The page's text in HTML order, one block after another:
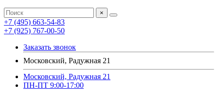
×
+7 (495) 663-54-83
+7 (925) 767-00-50
Заказать звонок
Московский, Радужная 21
Московский, Радужная 21
ПН-ПТ 9:00-17:00